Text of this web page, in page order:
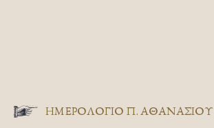
ΗΜΕΡΟΛΟΓΙΟ Π. ΑΘΑΝΑΣΙΟΥ